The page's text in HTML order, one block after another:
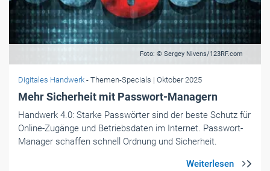
Foto: © Sergey Nivens/123RF.com
Digitales Handwerk - Themen-Specials | Oktober 2025
Mehr Sicherheit mit Passwort-Managern
Handwerk 4.0: Starke Passwörter sind der beste Schutz für
Online-Zugänge und Betriebsdaten im Internet. Passwort-
Manager schaffen schnell Ordnung und Sicherheit.